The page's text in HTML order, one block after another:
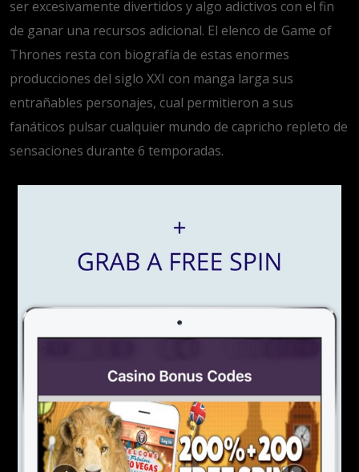
ser excesivamente divertidos y algo adictivos con el fin
de ganar una recursos adicional. El elenco de Game of
Thrones resta con biografía de estas enormes
producciones del siglo XXI con manga larga sus
entrañables personajes, cual permitieron a sus
fanáticos pulsar cualquier mundo de capricho repleto de
sensaciones durante 6 temporadas.